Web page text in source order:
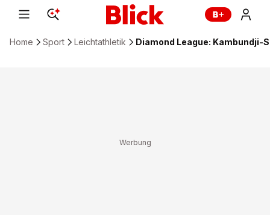
Home Sport Leichtathletik Diamond League: